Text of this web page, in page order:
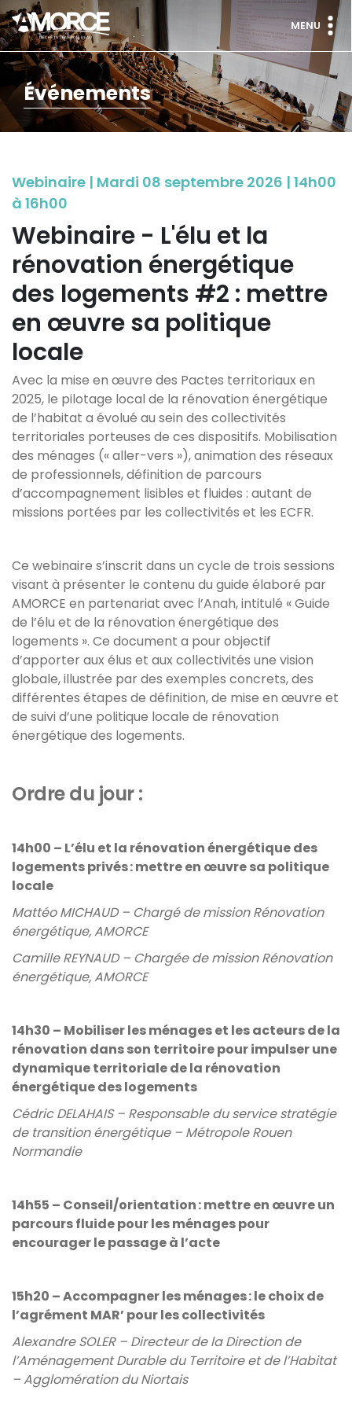
MENU
Événements
Webinaire | Mardi 08 septembre 2026 | 14h00
à 16h00
Webinaire - L'élu et la
rénovation énergétique
des logements #2 : mettre
en œuvre sa politique
locale
Avec la mise en œuvre des Pactes territoriaux en
2025, le pilotage local de la rénovation énergétique
de l’habitat a évolué au sein des collectivités
territoriales porteuses de ces dispositifs. Mobilisation
des ménages (« aller-vers »), animation des réseaux
de professionnels, définition de parcours
d’accompagnement lisibles et fluides : autant de
missions portées par les collectivités et les ECFR.
Ce webinaire s’inscrit dans un cycle de trois sessions
visant à présenter le contenu du guide élaboré par
AMORCE en partenariat avec l’Anah, intitulé « Guide
de l’élu et de la rénovation énergétique des
logements ». Ce document a pour objectif
d’apporter aux élus et aux collectivités une vision
globale, illustrée par des exemples concrets, des
différentes étapes de définition, de mise en œuvre et
de suivi d’une politique locale de rénovation
énergétique des logements.
Ordre du jour :
14h00 – L’élu et la rénovation énergétique des
logements privés : mettre en œuvre sa politique
locale
Mattéo MICHAUD – Chargé de mission Rénovation
énergétique, AMORCE
Camille REYNAUD – Chargée de mission Rénovation
énergétique, AMORCE
14h30 – Mobiliser les ménages et les acteurs de la
rénovation dans son territoire pour impulser une
dynamique territoriale de la rénovation
énergétique des logements
Cédric DELAHAIS – Responsable du service stratégie
de transition énergétique – Métropole Rouen
Normandie
14h55 – Conseil/orientation : mettre en œuvre un
parcours fluide pour les ménages pour
encourager le passage à l’acte
15h20 – Accompagner les ménages : le choix de
l’agrément MAR’ pour les collectivités
Alexandre SOLER – Directeur de la Direction de
l’Aménagement Durable du Territoire et de l’Habitat
– Agglomération du Niortais